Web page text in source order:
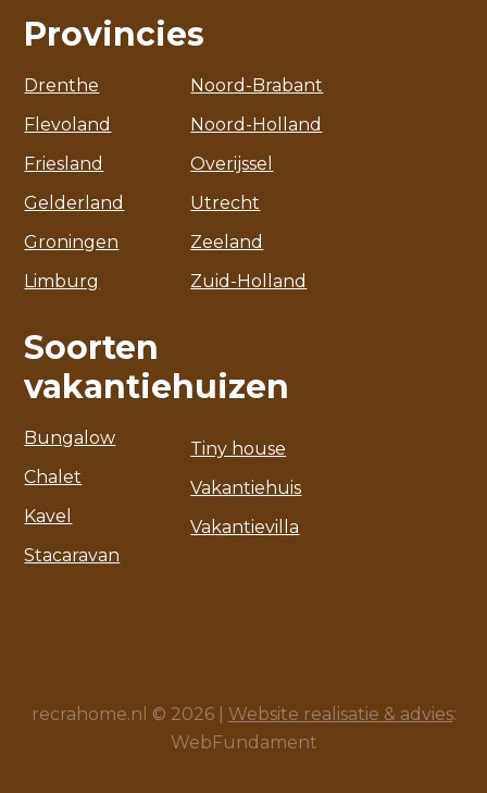
Provincies
Drenthe
Flevoland
Friesland
Gelderland
Groningen
Limburg
Noord-Brabant
Noord-Holland
Overijssel
Utrecht
Zeeland
Zuid-Holland
Soorten
vakantiehuizen
Bungalow
Chalet
Kavel
Stacaravan
Tiny house
Vakantiehuis
Vakantievilla
recrahome.nl © 2026 | Website realisatie & advies:
WebFundament